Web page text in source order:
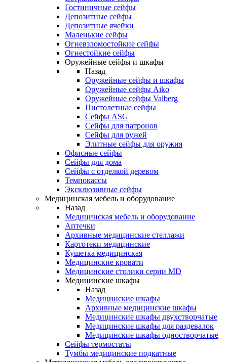
Гостиничные сейфы
Депозитные сейфы
Депозитные ячейки
Маленькие сейфы
Огневзломостойкие сейфы
Огнестойкие сейфы
Оружейные сейфы и шкафы
Назад
Оружейные сейфы и шкафы
Оружейные сейфы Aiko
Оружейные сейфы Valberg
Пистолетные сейфы
Сейфы ASG
Сейфы для патронов
Сейфы для ружей
Элитные сейфы для оружия
Офисные сейфы
Сейфы для дома
Сейфы с отделкой деревом
Темпокассы
Эксклюзивные сейфы
Медицинская мебель и оборудование
Назад
Медицинская мебель и оборудование
Аптечки
Архивные медицинские стеллажи
Картотеки медицинские
Кушетка медицинская
Медицинские кровати
Медицинские столики серии MD
Медицинские шкафы
Назад
Медицинские шкафы
Архивные медицинские шкафы
Медицинские шкафы двухстворчатые
Медицинские шкафы для раздевалок
Медицинские шкафы одностворчатые
Сейфы термостаты
Тумбы медицинские подкатные